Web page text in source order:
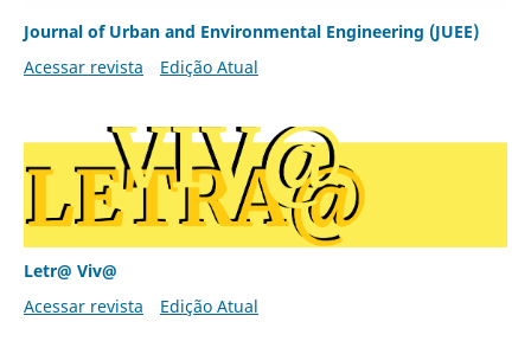
Journal of Urban and Environmental Engineering (JUEE)
Acessar revista
Edição Atual
Letr@ Viv@
Acessar revista
Edição Atual